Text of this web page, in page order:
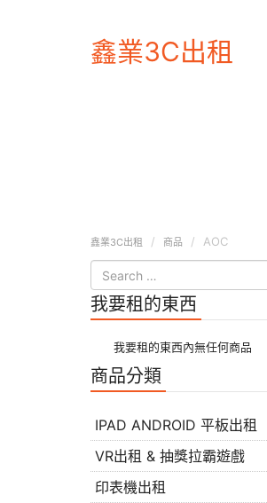
鑫業3C出租
鑫業3C出租 商品 AOC
我要租的東西
我要租的東西內無任何商品
商品分類
IPAD ANDROID 平板出租
VR出租 & 抽獎拉霸遊戲
印表機出租